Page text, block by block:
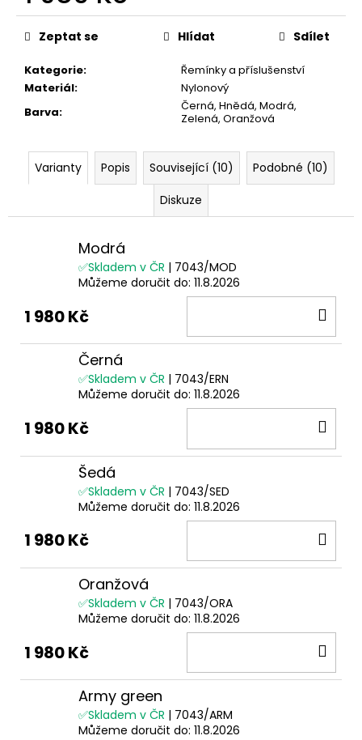
Měrná
cena:
Kategorie:
Řemínky a příslušenství
Materiál:
Nylonový
Barva:
Černá, Hnědá, Modrá,
Zelená, Oranžová
Zeptat se Hlídat Sdílet
Varianty Popis Související (10)
Podobné (10)
Diskuze
Modrá
✅Skladem v ČR | 7043/MOD
Můžeme doručit do: 11.8.2026
1 980 Kč
Černá
✅Skladem v ČR | 7043/ERN
Můžeme doručit do: 11.8.2026
1 980 Kč
Šedá
✅Skladem v ČR | 7043/SED
Můžeme doručit do: 11.8.2026
1 980 Kč
Oranžová
✅Skladem v ČR | 7043/ORA
Můžeme doručit do: 11.8.2026
1 980 Kč
Army green
✅Skladem v ČR | 7043/ARM
Můžeme doručit do: 11.8.2026